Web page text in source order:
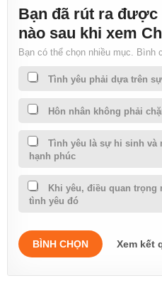
Bạn đã rút ra được
nào sau khi xem
Bạn có thể chọn nhiều mục. Bình
Tình yêu phải dựa trên
Hôn nhân không phải
Tình yêu là sự hi sinh và
hạnh phúc
Khi yêu, điều quan trọng
tình yêu đó
BÌNH CHỌN Xem kết